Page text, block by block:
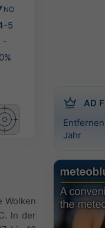
AD
Jahr
NO
5
-
0%
Wolken
In der